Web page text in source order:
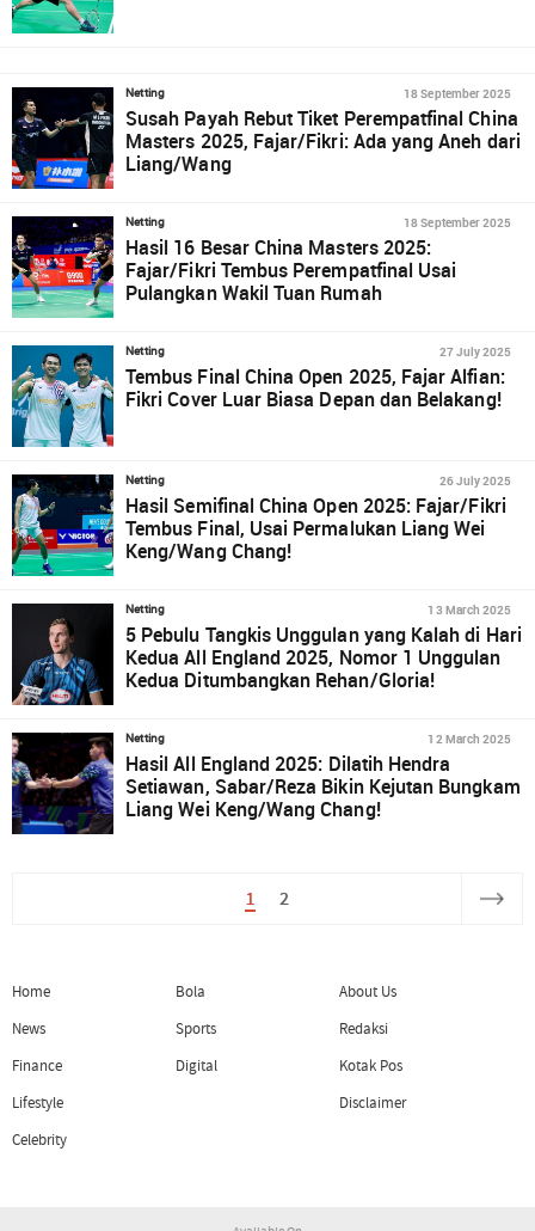
Netting 18 September 2025
Susah Payah Rebut Tiket Perempatfinal China
Masters 2025, Fajar/Fikri: Ada yang Aneh dari
Liang/Wang
Netting 18 September 2025
Hasil 16 Besar China Masters 2025:
Fajar/Fikri Tembus Perempatfinal Usai
Pulangkan Wakil Tuan Rumah
Netting 27 July 2025
Tembus Final China Open 2025, Fajar Alfian:
Fikri Cover Luar Biasa Depan dan Belakang!
Netting 26 July 2025
Hasil Semifinal China Open 2025: Fajar/Fikri
Tembus Final, Usai Permalukan Liang Wei
Keng/Wang Chang!
Netting 13 March 2025
5 Pebulu Tangkis Unggulan yang Kalah di Hari
Kedua All England 2025, Nomor 1 Unggulan
Kedua Ditumbangkan Rehan/Gloria!
Netting 12 March 2025
Hasil All England 2025: Dilatih Hendra
Setiawan, Sabar/Reza Bikin Kejutan Bungkam
Liang Wei Keng/Wang Chang!
1 2
Home
News
Finance
Lifestyle
Celebrity
Bola
Sports
Digital
About Us
Redaksi
Kotak Pos
Disclaimer